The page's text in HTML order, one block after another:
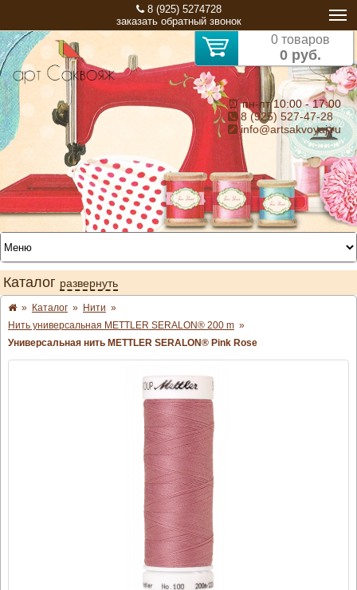
8 (925) 5274728
заказать обратный звонок
0 товаров
0 руб.
⏰ пн-пт 10:00 - 17:00
8 (925) 527-47-28
info@artsakvoyaj.ru
Каталог развернуть
» Каталог » Нити »
Нить универсальная METTLER SERALON® 200 m »
Универсальная нить METTLER SERALON® Pink Rose